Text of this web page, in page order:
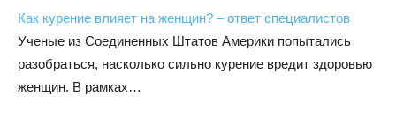
Как курение влияет на женщин? – ответ специалистов
Ученые из Соединенных Штатов Америки попытались
разобраться, насколько сильно курение вредит здоровью
женщин. В рамках…